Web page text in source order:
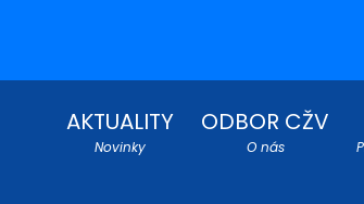
AKTUALITY
Novinky
ODBOR CŽV
O nás